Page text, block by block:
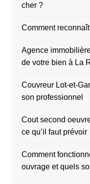
cher ?
Comment
Agence
de votre bien à La
Couvreur Lot-et-
son professionnel
Cout second
ce qu’il faut prévoir
Comment
ouvrage et quels